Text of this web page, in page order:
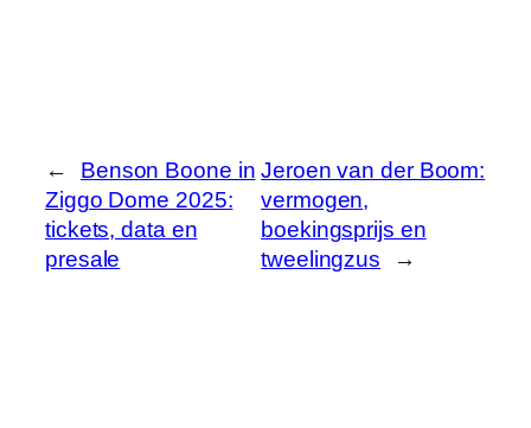
←
Benson Boone in
Ziggo Dome 2025:
tickets, data en
presale
Jeroen van der Boom:
vermogen,
boekingsprijs en
tweelingzus
→